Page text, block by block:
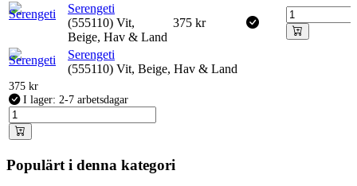
Serengeti
(555110) Vit,
Beige, Hav & Land
375 kr
Serengeti
(555110) Vit, Beige, Hav & Land
375 kr
I lager: 2-7 arbetsdagar
Populärt i denna kategori